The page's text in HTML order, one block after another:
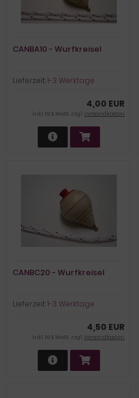
CANBA10 - Wurfkreisel
Lieferzeit:1-3 Werktage
4,00 EUR
inkl. 19 % MwSt. zzgl.Versandkosten
CANBC20 - Wurfkreisel
Lieferzeit:1-3 Werktage
4,50 EUR
inkl. 19 % MwSt. zzgl.Versandkosten